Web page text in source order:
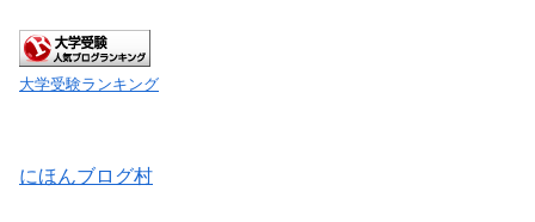
大学受験ランキング
にほんブログ村